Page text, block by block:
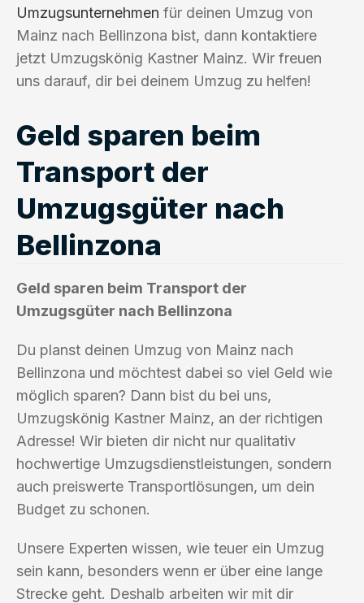
Umzugsunternehmen für deinen Umzug von
Mainz nach Bellinzona bist, dann kontaktiere
jetzt Umzugskönig Kastner Mainz. Wir freuen
uns darauf, dir bei deinem Umzug zu helfen!
Geld sparen beim
Transport der
Umzugsgüter nach
Bellinzona
Geld sparen beim Transport der
Umzugsgüter nach Bellinzona
Du planst deinen Umzug von Mainz nach
Bellinzona und möchtest dabei so viel Geld wie
möglich sparen? Dann bist du bei uns,
Umzugskönig Kastner Mainz, an der richtigen
Adresse! Wir bieten dir nicht nur qualitativ
hochwertige Umzugsdienstleistungen, sondern
auch preiswerte Transportlösungen, um dein
Budget zu schonen.
Unsere Experten wissen, wie teuer ein Umzug
sein kann, besonders wenn er über eine lange
Strecke geht. Deshalb arbeiten wir mit dir